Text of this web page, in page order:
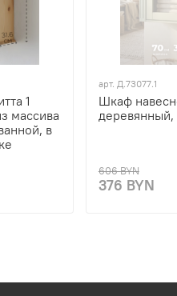
1
массива
в
арт. Д.73077.1
Шкаф
деревянный,
606 BYN
376 BYN